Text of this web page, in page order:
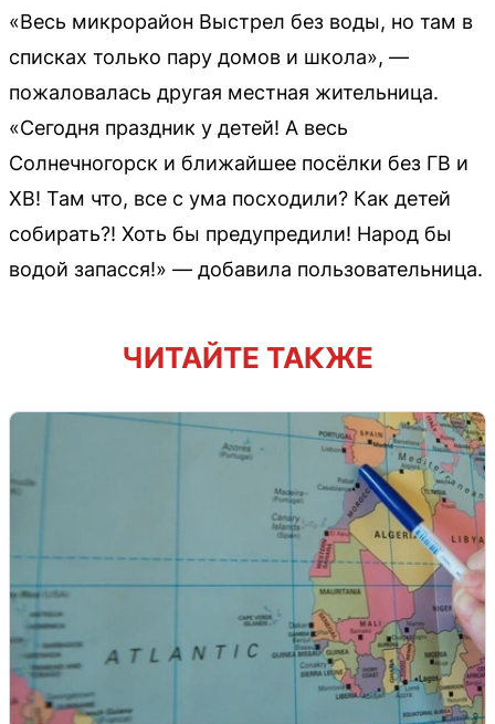
«Весь микрорайон Выстрел без воды, но там в
списках только пару домов и школа», —
пожаловалась другая местная жительница.
«Сегодня праздник у детей! А весь
Солнечногорск и ближайшее посёлки без ГВ и
ХВ! Там что, все с ума посходили? Как детей
собирать?! Хоть бы предупредили! Народ бы
водой запасся!» — добавила пользовательница.
ЧИТАЙТЕ ТАКЖЕ